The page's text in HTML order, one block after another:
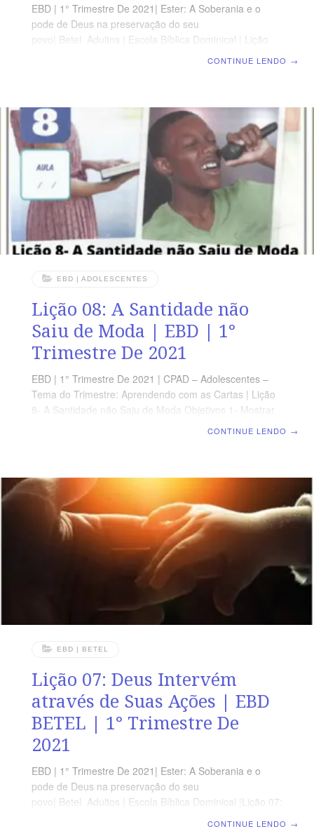
EBD | 1° Trimestre De 2021| Ester: A Soberania e o
pode de Deus na preservação do seu
povo| Betel Adultos | Escola Bíblica Dominical | Lição
TEXTO ÁUREO “Então o rei lhe disse: Que é o que
tens, rainha Ester, ou qual é a tua petição? Até metade
do reino se te dará.” Ester 5.3 VERDADE APLICADA A
ousadia do cristão
CONTINUE LENDO →
EBD | ADOLESCENTES
Lição 08: A Santidade não
Saiu de Moda | EBD | 1°
Trimestre De 2021
EBD | 1° Trimestre De 2021 | CPAD – Adolescentes –
Tema do Trimestre: Aprendendo com as Cartas | Lição
8- A Santidade não Saiu de Moda Objetivos 1- Mostrar
Tessalonicenses 4,1-7 Destaque “Deus não nos
chamou para vivermos na imoralidade, mas para
sermos completamente dedicados a ele.” (1 Ts 4.7)
LEITURA
CONTINUE LENDO →
EBD | BETEL
Lição 07: Deus Intervém
através de Suas Ações | EBD
BETEL | 1° Trimestre De
2021
EBD | 1° Trimestre De 2021| Ester: A Soberania e o
pode de Deus na preservação do seu
povo| Betel Adultos | Escola Bíblica Dominical |Lição 07:
CONTINUE LENDO →